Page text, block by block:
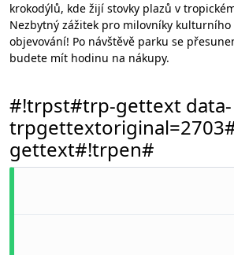
krokodýlů, kde žijí stovky plazů v
Nezbytný zážitek pro milovníky kulturního
objevování! Po návštěvě parku se
budete mít hodinu na nákupy.
#!trpst#trp-gettext data-
gettext#!trpen#